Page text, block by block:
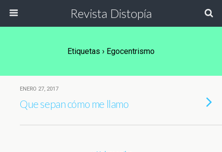
Revista Distopía
Etiquetas › Egocentrismo
ENERO 27, 2017
Que sepan cómo me llamo